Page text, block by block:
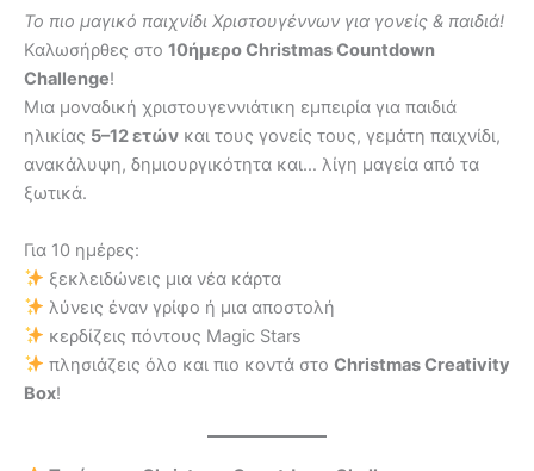
To πιο μαγικό παιχνίδι Χριστουγέννων για γονείς & παιδιά!
Καλωσήρθες στο 10ήμερο Christmas Countdown
Challenge!
Μια μοναδική χριστουγεννιάτικη εμπειρία για παιδιά
ηλικίας 5–12 ετών και τους γονείς τους, γεμάτη παιχνίδι,
ανακάλυψη, δημιουργικότητα και… λίγη μαγεία από τα
ξωτικά.
Για 10 ημέρες:
ξεκλειδώνεις μια νέα κάρτα
λύνεις έναν γρίφο ή μια αποστολή
κερδίζεις πόντους Magic Stars
πλησιάζεις όλο και πιο κοντά στο Christmas Creativity
Box!